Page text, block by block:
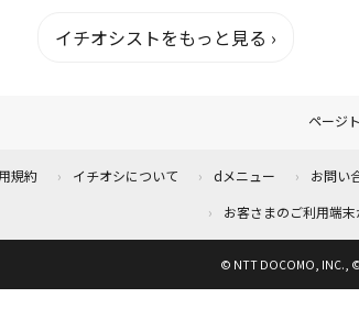
イチオシストをもっと見る ›
ページ
規約 イチオシについて dメニュー お問い
お客さまのご利用端
© NTT DOCOMO, INC.,